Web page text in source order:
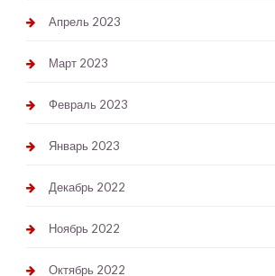
Апрель 2023
Март 2023
Февраль 2023
Январь 2023
Декабрь 2022
Ноябрь 2022
Октябрь 2022